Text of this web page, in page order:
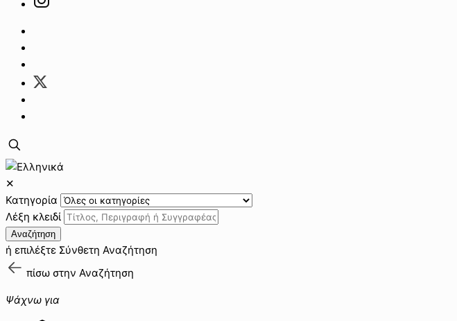
✕
Κατηγορία
Λέξη κλειδί
Αναζήτηση
ή επιλέξτε Σύνθετη Αναζήτηση
πίσω στην Αναζήτηση
Ψάχνω για